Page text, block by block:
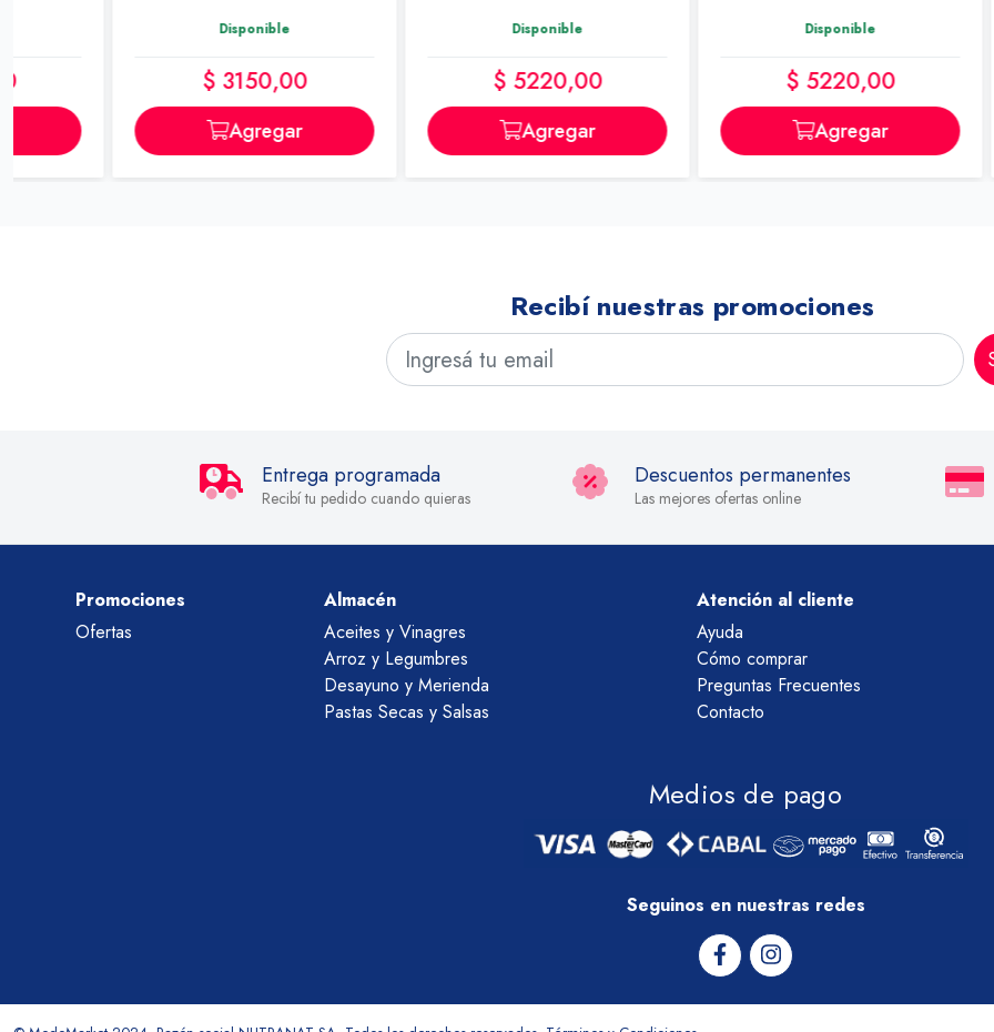
$ 3150,00
Agregar
$ 5220,00
Agregar
$ 5220,00
Agregar
Recibí nuestras promociones
Entrega programada
Recibí tu pedido cuando quieras
Descuentos permanentes
Las mejores ofertas online
Promociones
Ofertas
Almacén
Aceites y Vinagres
Arroz y Legumbres
Desayuno y Merienda
Pastas Secas y Salsas
Atención al cliente
Ayuda
Cómo comprar
Preguntas Frecuentes
Contacto
Medios de pago
Seguinos en nuestras redes